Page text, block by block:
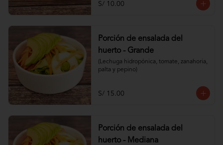
S/ 10.00
Porción de ensalada del
huerto - Grande
(Lechuga hidropónica, tomate, zanahoria,
palta y pepino)
S/ 15.00
Porción de ensalada del
huerto - Mediana